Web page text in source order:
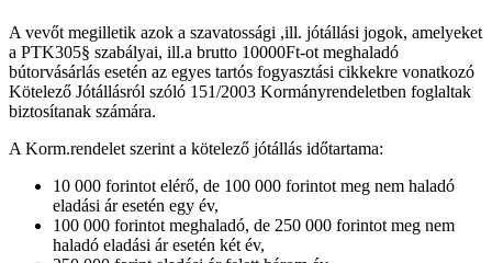
A vevőt megilletik azok a szavatossági ,ill. jótállási jogok, amelyeket
a PTK305§ szabályai, ill.a brutto 10000Ft-ot meghaladó
bútorvásárlás esetén az egyes tartós fogyasztási cikkekre vonatkozó
Kötelező Jótállásról szóló 151/2003 Kormányrendeletben foglaltak
biztosítanak számára.
A Korm.rendelet szerint a kötelező jótállás időtartama:
10 000 forintot elérő, de 100 000 forintot meg nem haladó
eladási ár esetén egy év,
100 000 forintot meghaladó, de 250 000 forintot meg nem
haladó eladási ár esetén két év,